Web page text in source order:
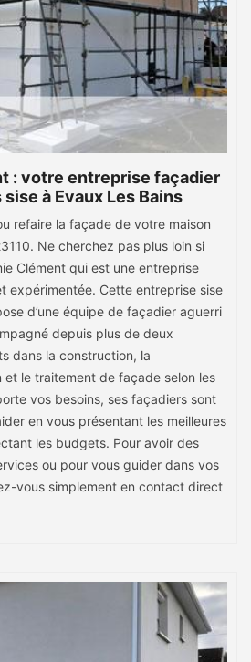
: votre entreprise façadier
à Evaux Les Bains
refaire la façade de votre maison
Ne cherchez pas plus loin si
Clément qui est une entreprise
expérimentée. Cette entreprise sise
d’une équipe de façadier aguerri
depuis plus de deux
dans la construction, la
et le traitement de façade selon les
vos besoins, ses façadiers sont
en vous présentant les meilleures
les budgets. Pour avoir des
ou pour vous guider dans vos
vous simplement en contact direct